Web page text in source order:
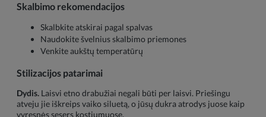
Skalbimo rekomendacijos
Skalbkite atskirai pagal spalvas
Naudokite švelnius skalbimo priemones
Venkite aukštų temperatūrų
Stilizacijos patarimai
Dydis. Laisvi etno drabužiai negali būti per laisvi. Priešingu
atveju jie iškreips vaiko siluetą, o jūsų dukra atrodys juose kaip
vyresnės sesers kostiumuose.